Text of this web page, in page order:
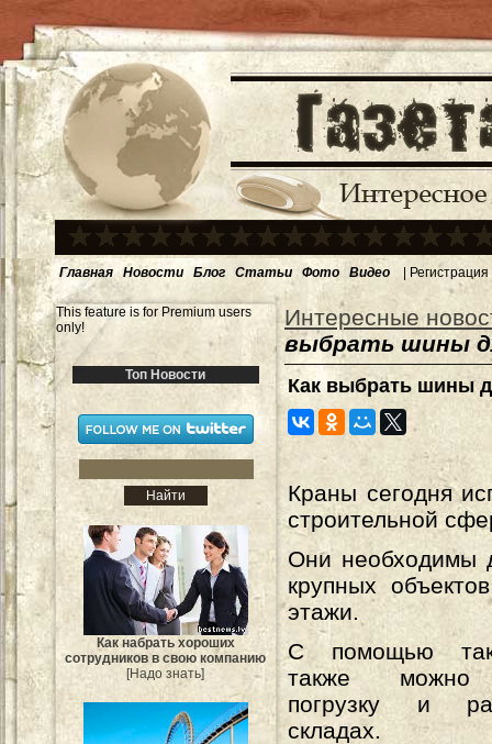
Главная Новости Блог Статьи Фото Видео | Регистрация
This feature is for Premium users
only!
Топ Новости
Как набрать хороших
сотрудников в свою компанию
[Надо знать]
Интересные
выбрать шины
Как выбрать шины
Краны сегодня
строительной
Они необходимы
крупных
этажи.
С помощью
также можно
погрузку и
складах.